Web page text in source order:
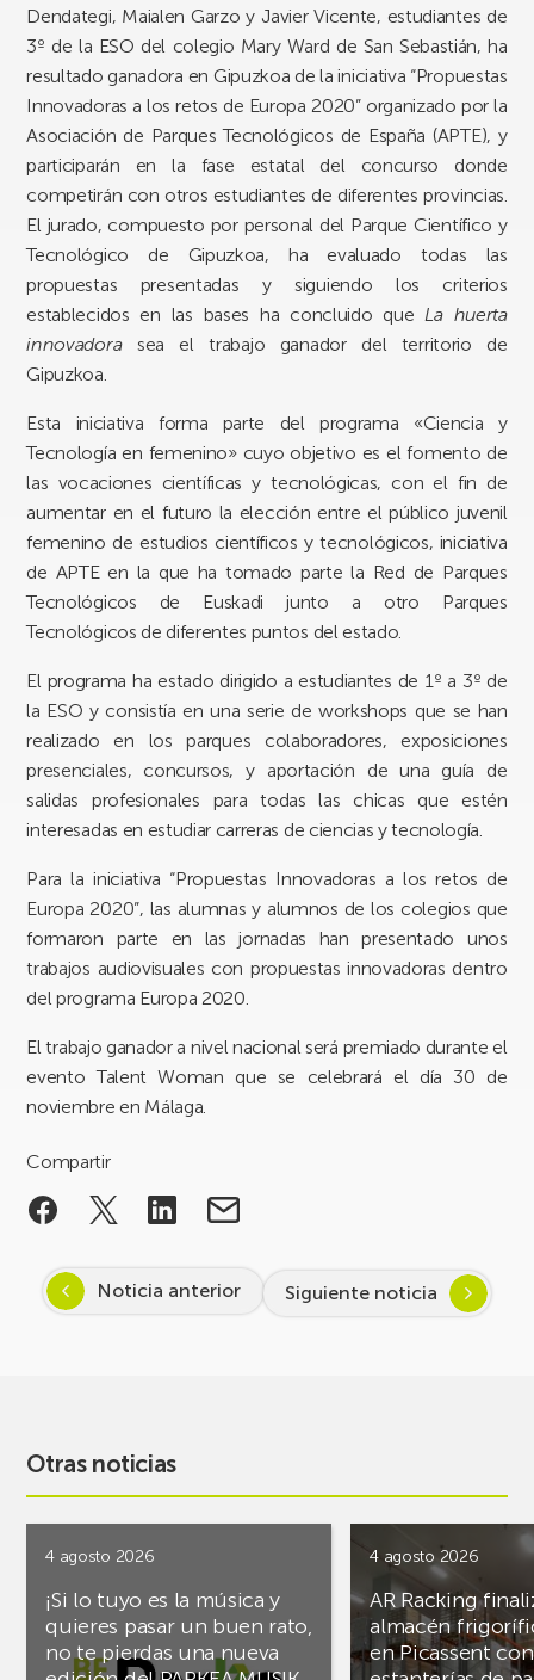
Dendategi, Maialen Garzo y Javier Vicente, estudiantes de
3º de la ESO del colegio Mary Ward de San Sebastián, ha
resultado ganadora en Gipuzkoa de la iniciativa “Propuestas
Innovadoras a los retos de Europa 2020” organizado por la
Asociación de Parques Tecnológicos de España (APTE), y
participarán en la fase estatal del concurso donde
competirán con otros estudiantes de diferentes provincias.
El jurado, compuesto por personal del Parque Científico y
Tecnológico de Gipuzkoa, ha evaluado todas las
propuestas presentadas y siguiendo los criterios
establecidos en las bases ha concluido que La huerta
innovadorasea el trabajo ganador del territorio de
Gipuzkoa.
Esta iniciativa forma parte del programa «Ciencia y
Tecnología en femenino» cuyo objetivo es el fomento de
las vocaciones científicas y tecnológicas, con el fin de
aumentar en el futuro la elección entre el público juvenil
femenino de estudios científicos y tecnológicos, iniciativa
de APTE en la que ha tomado parte la Red de Parques
Tecnológicos de Euskadi junto a otro Parques
Tecnológicos de diferentes puntos del estado.
El programa ha estado dirigido a estudiantes de 1º a 3º de
la ESO y consistía en una serie de workshops que se han
realizado en los parques colaboradores, exposiciones
presenciales, concursos, y aportación de una guía de
salidas profesionales para todas las chicas que estén
interesadas en estudiar carreras de ciencias y tecnología.
Para la iniciativa “Propuestas Innovadoras a los retos de
Europa 2020”, las alumnas y alumnos de los colegios que
formaron parte en las jornadas han presentado unos
trabajos audiovisuales con propuestas innovadoras dentro
del programa Europa 2020.
El trabajo ganador a nivel nacional será premiado durante el
eventoTalent Woman que se celebrará el día 30 de
noviembre en Málaga.
Compartir
Noticia anterior Siguiente noticia
Otras noticias
4 agosto 2026
¡Si lo tuyo es la música y
quieres pasar un buen rato,
no te pierdas una nueva
4 agosto 2026
AR Racking
almacén
en Picassent con